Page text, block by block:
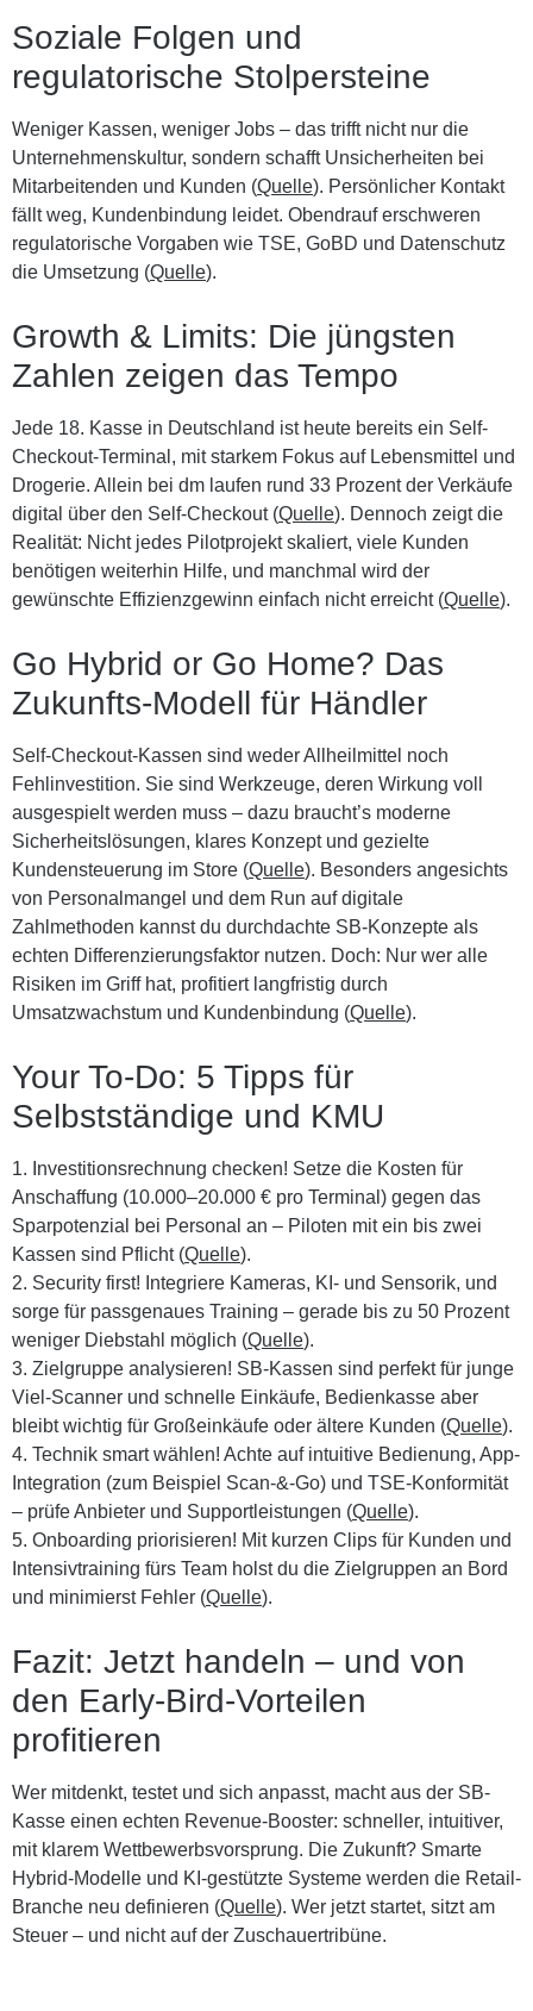
Soziale Folgen und
regulatorische Stolpersteine
Weniger Kassen, weniger Jobs – das trifft nicht nur die
Unternehmenskultur, sondern schafft Unsicherheiten bei
Mitarbeitenden und Kunden (Quelle). Persönlicher Kontakt
fällt weg, Kundenbindung leidet. Obendrauf erschweren
regulatorische Vorgaben wie TSE, GoBD und Datenschutz
die Umsetzung (Quelle).
Growth & Limits: Die jüngsten
Zahlen zeigen das Tempo
Jede 18. Kasse in Deutschland ist heute bereits ein Self-
Checkout-Terminal, mit starkem Fokus auf Lebensmittel und
Drogerie. Allein bei dm laufen rund 33 Prozent der Verkäufe
digital über den Self-Checkout (Quelle). Dennoch zeigt die
Realität: Nicht jedes Pilotprojekt skaliert, viele Kunden
benötigen weiterhin Hilfe, und manchmal wird der
gewünschte Effizienzgewinn einfach nicht erreicht (Quelle).
Go Hybrid or Go Home? Das
Zukunfts-Modell für Händler
Self-Checkout-Kassen sind weder Allheilmittel noch
Fehlinvestition. Sie sind Werkzeuge, deren Wirkung voll
ausgespielt werden muss – dazu braucht’s moderne
Sicherheitslösungen, klares Konzept und gezielte
Kundensteuerung im Store (Quelle). Besonders angesichts
von Personalmangel und dem Run auf digitale
Zahlmethoden kannst du durchdachte SB-Konzepte als
echten Differenzierungsfaktor nutzen. Doch: Nur wer alle
Risiken im Griff hat, profitiert langfristig durch
Umsatzwachstum und Kundenbindung (Quelle).
Your To-Do: 5 Tipps für
Selbstständige und KMU
1. Investitionsrechnung checken! Setze die Kosten für
Anschaffung (10.000–20.000 € pro Terminal) gegen das
Sparpotenzial bei Personal an – Piloten mit ein bis zwei
Kassen sind Pflicht (Quelle).
2. Security first! Integriere Kameras, KI- und Sensorik, und
sorge für passgenaues Training – gerade bis zu 50 Prozent
weniger Diebstahl möglich (Quelle).
3. Zielgruppe analysieren! SB-Kassen sind perfekt für junge
Viel-Scanner und schnelle Einkäufe, Bedienkasse aber
bleibt wichtig für Großeinkäufe oder ältere Kunden (Quelle).
4. Technik smart wählen! Achte auf intuitive Bedienung, App-
Integration (zum Beispiel Scan-&-Go) und TSE-Konformität
– prüfe Anbieter und Supportleistungen (Quelle).
5. Onboarding priorisieren! Mit kurzen Clips für Kunden und
Intensivtraining fürs Team holst du die Zielgruppen an Bord
und minimierst Fehler (Quelle).
Fazit: Jetzt handeln – und von
den Early-Bird-Vorteilen
profitieren
Wer mitdenkt, testet und sich anpasst, macht aus der SB-
Kasse einen echten Revenue-Booster: schneller, intuitiver,
mit klarem Wettbewerbsvorsprung. Die Zukunft? Smarte
Hybrid-Modelle und KI-gestützte Systeme werden die Retail-
Branche neu definieren (Quelle). Wer jetzt startet, sitzt am
Steuer – und nicht auf der Zuschauertribüne.